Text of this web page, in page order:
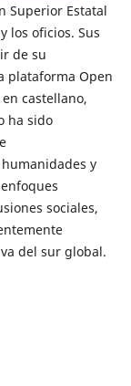
Superior Estatal
los oficios. Sus
de su
plataforma Open
castellano,
ha sido
y
sociales,
del sur global.